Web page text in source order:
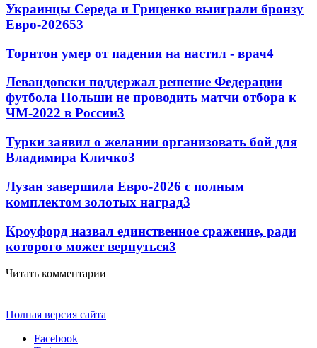
Украинцы Середа и Гриценко выиграли бронзу
Евро-202653
Торнтон умер от падения на настил - врач4
Левандовски поддержал решение Федерации
футбола Польши не проводить матчи отбора к
ЧМ-2022 в России3
Турки заявил о желании организовать бой для
Владимира Кличко3
Лузан завершила Евро-2026 с полным
комплектом золотых наград3
Кроуфорд назвал единственное сражение, ради
которого может вернуться3
Читать комментарии
Полная версия сайта
Facebook